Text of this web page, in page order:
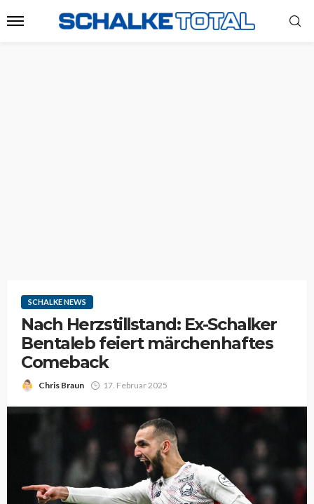
SCHALKE NEWS
Nach Herzstillstand: Ex-Schalker
Bentaleb feiert märchenhaftes
Comeback
Chris Braun 17. Februar 2025